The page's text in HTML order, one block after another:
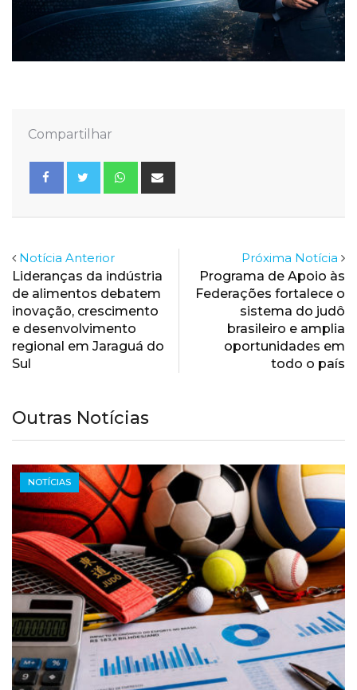
Compartilhar
Whatsapp
Notícia Anterior
Lideranças da indústria
de alimentos debatem
inovação, crescimento
e desenvolvimento
regional em Jaraguá do
Sul
Próxima Notícia
Programa de Apoio às
Federações fortalece o
sistema do judô
brasileiro e amplia
oportunidades em
todo o país
Outras Notícias
NOTÍCIAS